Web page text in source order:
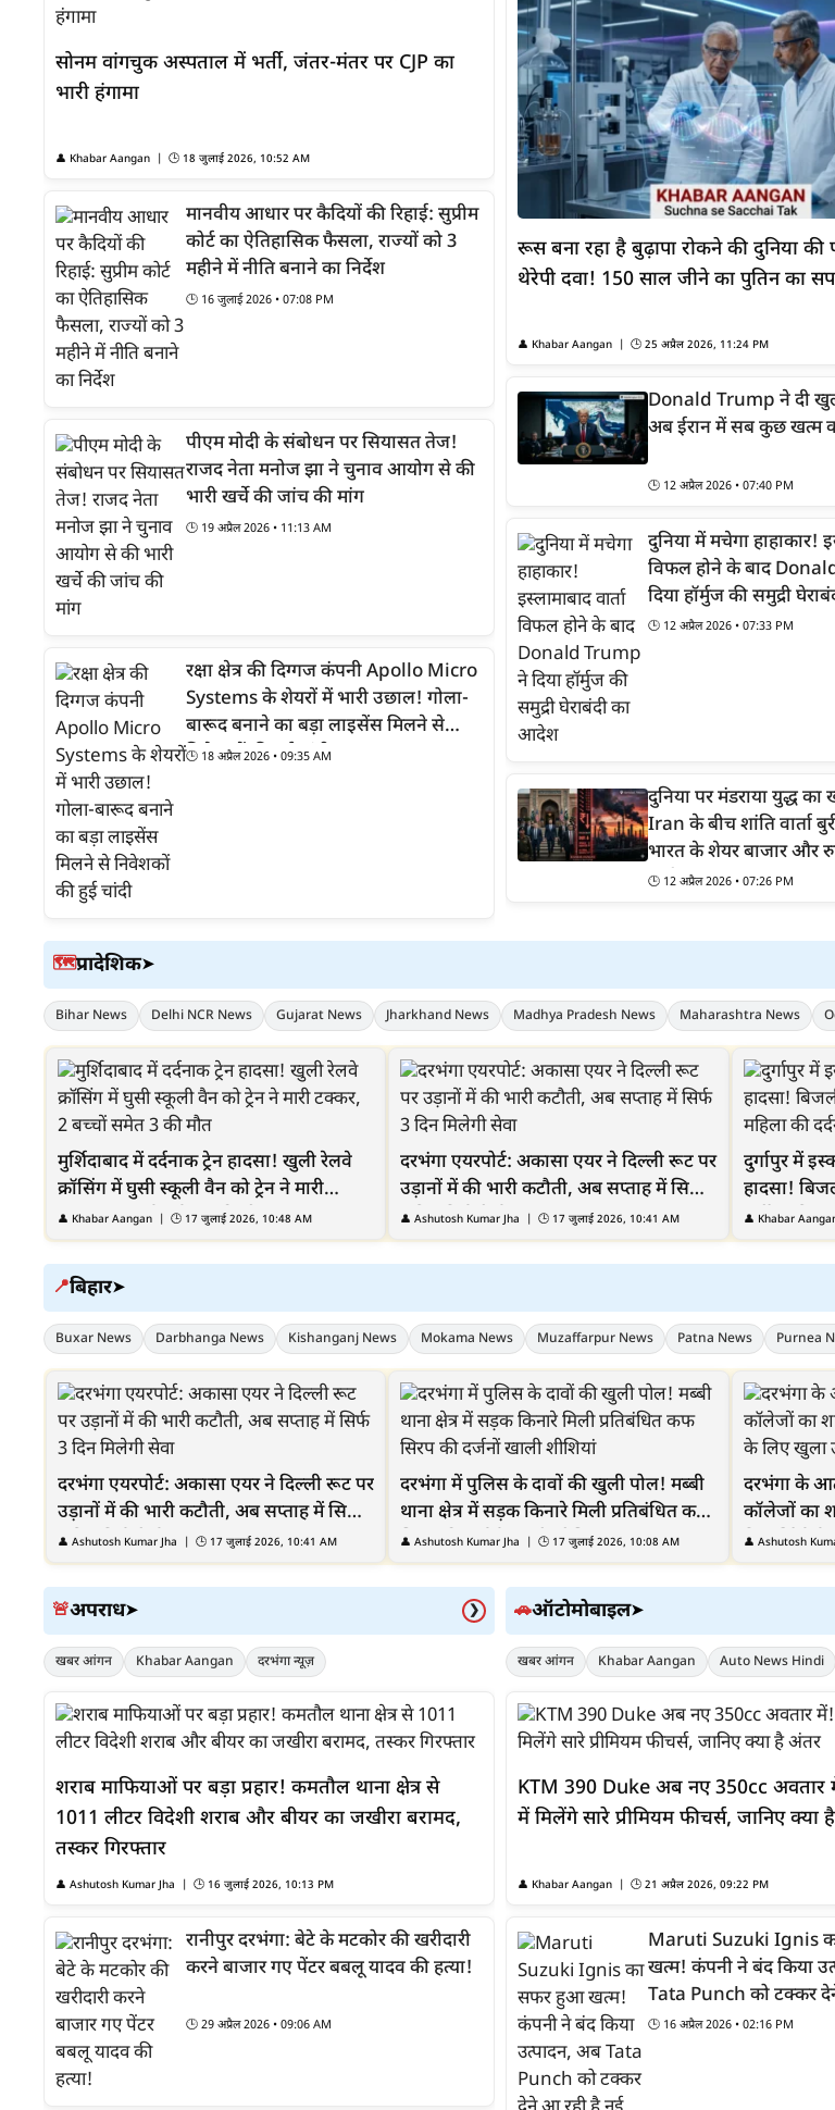
सोनम वांगचुक अस्पताल में भर्ती, जंतर-मंतर पर CJP का
भारी हंगामा
👤 Khabar Aangan | 🕒 18 जुलाई 2026, 10:52 AM
मानवीय आधार पर कैदियों की रिहाई: सुप्रीम
कोर्ट का ऐतिहासिक फैसला, राज्यों को 3
महीने में नीति बनाने का निर्देश
🕒 16 जुलाई 2026 • 07:08 PM
पीएम मोदी के संबोधन पर सियासत तेज!
राजद नेता मनोज झा ने चुनाव आयोग से की
भारी खर्चे की जांच की मांग
🕒 19 अप्रैल 2026 • 11:13 AM
रक्षा क्षेत्र की दिग्गज कंपनी Apollo Micro
Systems के शेयरों में भारी उछाल! गोला-
बारूद बनाने का बड़ा लाइसेंस मिलने से
निवेशकों की हुई चांदी
🕒 18 अप्रैल 2026 • 09:35 AM
रूस बना रहा है बुढ़ापा रोकने की दुनिया की
थेरेपी दवा! 150 साल जीने का पुतिन का
👤 Khabar Aangan| 🕒 25 अप्रैल 2026, 11:24 PM
Donald Trump ने दी
अब ईरान में सब कुछ खत्म
🕒 12 अप्रैल 2026 • 07:40 PM
दुनिया में मचेगा हाहाकार!
विफल होने के बाद
दिया हॉर्मुज की समुद्री
🕒 12 अप्रैल 2026 • 07:33 PM
दुनिया पर मंडराया युद्ध
Iran के बीच शांति वार्ता
भारत के शेयर बाजार और
भारी...
🕒 12 अप्रैल 2026 • 07:26 PM
🗺️प्रादेशिक➤
Bihar News Delhi NCR News Gujarat News Jharkhand News Madhya Pradesh News Maharashtra News
मुर्शिदाबाद में दर्दनाक ट्रेन हादसा! खुली रेलवे
क्रॉसिंग में घुसी स्कूली वैन को ट्रेन ने मारी
टक्कर, 2 बच्चों समेत 3 की मौत
👤 Khabar Aangan | 🕒 17 जुलाई 2026, 10:48 AM
दरभंगा एयरपोर्ट: अकासा एयर ने दिल्ली रूट पर
उड़ानों में की भारी कटौती, अब सप्ताह में सिर्फ
3 दिन मिलेगी सेवा
👤Ashutosh Kumar Jha | 🕒 17 जुलाई 2026, 10:41 AM
दुर्गापुर में
हादसा!
वर्षीय
👤 Khabar
📍बिहार➤
Buxar News Darbhanga News Kishanganj News Mokama News Muzaffarpur News Patna News Purnea
दरभंगा एयरपोर्ट: अकासा एयर ने दिल्ली रूट पर
उड़ानों में की भारी कटौती, अब सप्ताह में सिर्फ
3 दिन मिलेगी सेवा
👤 Ashutosh Kumar Jha | 🕒 17 जुलाई 2026, 10:41 AM
दरभंगा में पुलिस के दावों की खुली पोल! मब्बी
थाना क्षेत्र में सड़क किनारे मिली प्रतिबंधित कफ
सिरप की दर्जनों खाली शीशियां
👤Ashutosh Kumar Jha | 🕒 17 जुलाई 2026, 10:08 AM
दरभंगा के आठ
कॉलेजों का
विद्यार्थियों
द्वार
👤 Ashutosh
🚨अपराध➤ ❯
खबर आंगन Khabar Aangan दरभंगा न्यूज़
शराब माफियाओं पर बड़ा प्रहार! कमतौल थाना क्षेत्र से
1011 लीटर विदेशी शराब और बीयर का जखीरा बरामद,
तस्कर गिरफ्तार
👤 Ashutosh Kumar Jha | 🕒 16 जुलाई 2026, 10:13 PM
रानीपुर दरभंगा: बेटे के मटकोर की खरीदारी
करने बाजार गए पेंटर बबलू यादव की हत्या!
🕒 29 अप्रैल 2026 • 09:06 AM
🚗ऑटोमोबाइल➤
खबर आंगन Khabar Aangan Auto News Hindi
KTM 390 Duke अब नए 350cc
में मिलेंगे सारे प्रीमियम फीचर्स, जानिए क्या
👤 Khabar Aangan| 🕒 21 अप्रैल 2026, 09:22 PM
Maruti Suzuki Ignis
खत्म! कंपनी ने बंद किया
Tata Punch को टक्कर
Micro SUV
🕒 16 अप्रैल 2026 • 02:16 PM